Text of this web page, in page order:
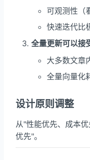
可观测性（
快速迭代比
全量更新可以接
大多数文章
全量向量化
设计原则调整
从"性能优先、成本
优先"。